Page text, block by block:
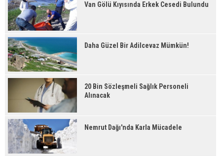
Van Gölü Kıyısında Erkek Cesedi Bulundu
Daha Güzel Bir Adilcevaz Mümkün!
20 Bin Sözleşmeli Sağlık Personeli
Alınacak
Nemrut Dağı'nda Karla Mücadele